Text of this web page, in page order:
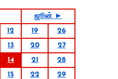
ஜூன் ►
12 19
26
13 20
27
14 21
28
15 22
29